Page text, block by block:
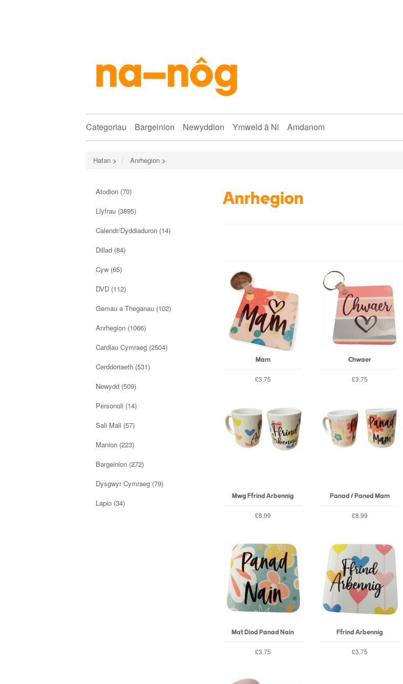
Categoriau Bargeinion Newyddion Ymweld â Ni Amdanom
Hafan > Anrhegion >
Atodion (70)
Llyfrau (3895)
Calendr/Dyddiaduron (14)
Dillad (84)
Cyw (65)
DVD (112)
Gemau a Theganau (102)
Anrhegion (1066)
Cardiau Cymraeg (2504)
Cerddoriaeth (531)
Newydd (509)
Personoli (14)
Sali Mali (57)
Manion (223)
Bargeinion (272)
Dysgwyr Cymraeg (79)
Lapio (34)
Anrhegion
Mam
£3.75
Chwaer
£3.75
Mwg Ffrind Arbennig
£8.99
Panad / Paned Mam
£8.99
Mat Diod Panad Nain
£3.75
Ffrind Arbennig
£3.75